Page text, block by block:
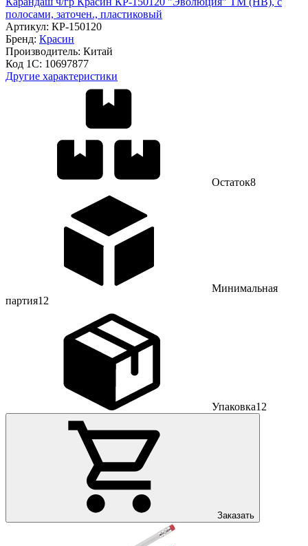
полосами, заточен., пластиковый
Артикул: КР-150120
Бренд: Красин
Производитель: Китай
Код 1С: 10697877
Другие характеристики
Остаток8
Минимальная
партия12
Упаковка12
Заказать